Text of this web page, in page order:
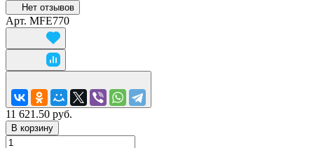
Нет отзывов
Арт. MFE770
11 621.50 руб.
В корзину